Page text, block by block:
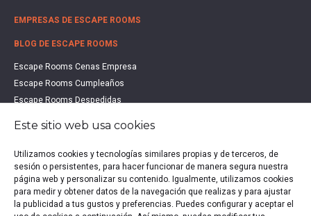
EMPRESAS DE ESCAPE ROOMS
BLOG DE ESCAPE ROOMS
Escape Rooms Cenas Empresa
Escape Rooms Cumpleaños
Escape Rooms Despedidas
Escape Rooms Familias
Escape Rooms Halloween
Escape Rooms San Valentín
Estudio de Mercado Escape Rooms 2021
Qué es un Escape Room
Este sitio web usa cookies
Utilizamos cookies y tecnologías similares propias y de terceros, de
sesión o persistentes, para hacer funcionar de manera segura nuestra
página web y personalizar su contenido. Igualmente, utilizamos cookies
para medir y obtener datos de la navegación que realizas y para ajustar
la publicidad a tus gustos y preferencias. Puedes configurar y aceptar el